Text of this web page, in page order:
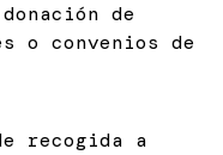
de
o convenios de
recogida a